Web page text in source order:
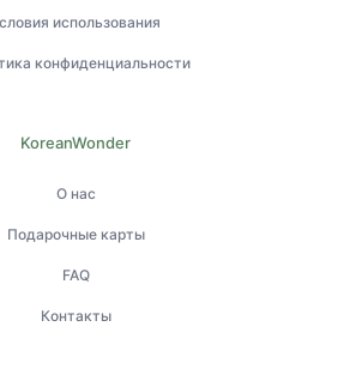
использования
конфиденциальности
KoreanWonder
О нас
Подарочные карты
FAQ
Контакты